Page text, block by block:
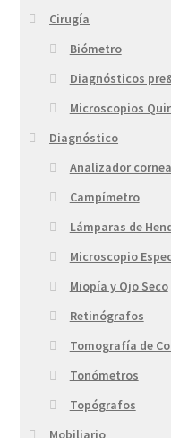
Cirugía
Biómetro
Diagnósticos
Microscopios
Diagnóstico
Analizador
Campímetro
Lámparas de
Microscopio
Miopía y Ojo Seco
Retinógrafos
Tomografía de
Tonómetros
Topógrafos
Mobiliario